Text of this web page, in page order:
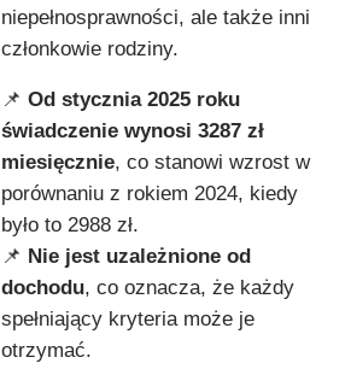
niepełnosprawności, ale także inni
członkowie rodziny.
📌 Od stycznia 2025 roku
świadczenie wynosi 3287 zł
miesięcznie, co stanowi wzrost w
porównaniu z rokiem 2024, kiedy
było to 2988 zł.
📌 Nie jest uzależnione od
dochodu, co oznacza, że każdy
spełniający kryteria może je
otrzymać.